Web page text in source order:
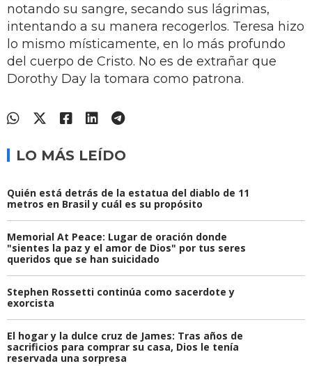
notando su sangre, secando sus lágrimas,
intentando a su manera recogerlos. Teresa hizo
lo mismo místicamente, en lo más profundo
del cuerpo de Cristo. No es de extrañar que
Dorothy Day la tomara como patrona.
LO MÁS LEÍDO
Quién está detrás de la estatua del diablo de 11
metros en Brasil y cuál es su propósito
Memorial At Peace: Lugar de oración donde
"sientes la paz y el amor de Dios" por tus seres
queridos que se han suicidado
Stephen Rossetti continúa como sacerdote y
exorcista
El hogar y la dulce cruz de James: Tras años de
sacrificios para comprar su casa, Dios le tenía
reservada una sorpresa